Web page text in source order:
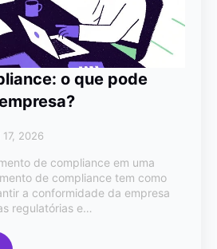
o que pode
17, 2026
de compliance em uma
de compliance tem como
a conformidade da empresa
regulatórias e…